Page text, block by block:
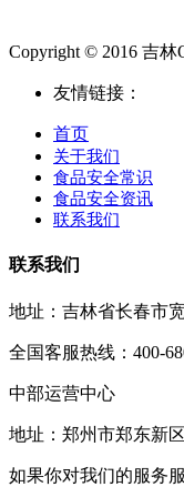
Copyright © 2016 吉林
友情链接：
首页
关于我们
食品安全常识
食品安全资讯
联系我们
联系我们
地址：吉林省长春市
全国客服热线：400-
中部运营中心
地址：郑州市郑东新
如果你对我们的服务